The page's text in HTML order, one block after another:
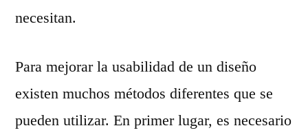
necesitan.
Para mejorar la usabilidad de un diseño
existen muchos métodos diferentes que se
pueden utilizar. En primer lugar, es necesario